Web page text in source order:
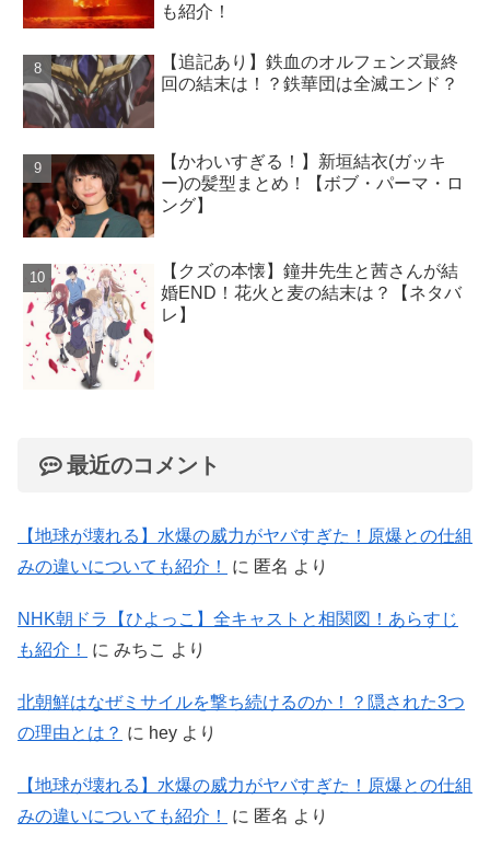
も紹介！
【追記あり】鉄血のオルフェンズ最終
回の結末は！？鉄華団は全滅エンド？
【かわいすぎる！】新垣結衣(ガッキ
ー)の髪型まとめ！【ボブ・パーマ・ロ
ング】
【クズの本懐】鐘井先生と茜さんが結
婚END！花火と麦の結末は？【ネタバ
レ】
最近のコメント
【地球が壊れる】水爆の威力がヤバすぎた！原爆との仕組
みの違いについても紹介！
に 匿名 より
NHK朝ドラ【ひよっこ】全キャストと相関図！あらすじ
も紹介！
に みちこ より
北朝鮮はなぜミサイルを撃ち続けるのか！？隠された3つ
の理由とは？ に hey より
【地球が壊れる】水爆の威力がヤバすぎた！原爆との仕組
みの違いについても紹介！
に 匿名 より